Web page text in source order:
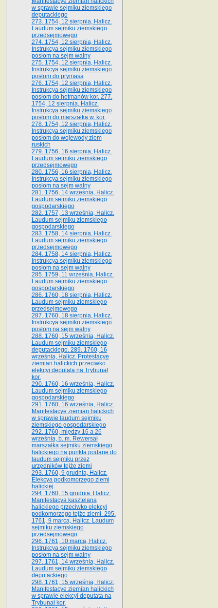
w sprawie sejmiku ziemskiego
deputackiego
273. 1754, 12 sierpnia, Halicz.
Laudum sejmiku ziemskiego
przedsejmowego
274. 1754, 12 sierpnia, Halicz.
Instrukcya sejmiku ziemskiego
posłom na sejm walny
275. 1754, 12 sierpnia, Halicz.
Instrukcya sejmiku ziemskiego
posłom do prymasa
276. 1754, 12 sierpnia, Halicz.
Instrukcya sejmiku ziemskiego
posłom do hetmanów kor. 277.
1754, 12 sierpnia, Halicz.
Instrukcya sejmiku ziemskiego
posłom do marszałka w. kor.
278. 1754, 12 sierpnia, Halicz.
Instrukcya sejmiku ziemskiego
posłom do wojewody ziem
ruskich
279. 1756, 16 sierpnia, Halicz.
Laudum sejmiku ziemskiego
przedsejmowego
280. 1756, 16 sierpnia, Halicz.
Instrukcya sejmiku ziemskiego
posłom na sejm walny
281. 1756, 14 września, Halicz.
Laudum sejmiku ziemskiego
gospodarskiego
282. 1757, 13 września, Halicz.
Laudum sejmiku ziemskiego
gospodarskiego
283. 1758, 14 sierpnia, Halicz.
Laudum sejmiku ziemskiego
przedsejmowego
284. 1758, 14 sierpnia, Halicz.
Instrukcya sejmiku ziemskiego
posłom na sejm walny
285. 1759, 11 września, Halicz.
Laudum sejmiku ziemskiego
gospodarskiego
286. 1760, 18 sierpnia, Halicz.
Laudum sejmiku ziemskiego
przedsejmowego
287. 1760, 18 sierpnia, Halicz.
Instrukcya sejmiku ziemskiego
posłom na sejm walny
288. 1760, 15 września, Halicz.
Laudum sejmiku ziemskiego
deputackiego. 289. 1760, 16
września, Halicz. Protestacye
ziemian halickich przeciwko
elekcyi deputata na Trybunał
kor.
290. 1760, 16 września, Halicz.
Laudum sejmiku ziemskiego
gospodarskiego
291. 1760, 16 września, Halicz.
Manifestacye ziemian halickich
w sprawie laudum sejmiku
ziemskiego gospodarskiego
292. 1760, między 16 a 26
września, b. m. Rewersał
marszałka sejmiku ziemskiego
halickiego na punkta podane do
laudum sejmiku przez
urzędników tejże ziemi
293. 1760, 9 grudnia, Halicz.
Elekcya podkomorzego ziemi
halickiej
294. 1760, 15 grudnia, Halicz.
Manifestacya kasztelana
halickiego przeciwko elekcyi
podkomorzego tejże ziemi. 295.
1761, 9 marca, Halicz. Laudum
sejmiku ziemskiego
przedsejmowego
296. 1761, 10 marca, Halicz.
Instrukcya sejmiku ziemskiego
posłom na sejm walny
297. 1761, 14 września, Halicz.
Laudum sejmiku ziemskiego
deputackiego
298. 1761, 15 września, Halicz.
Manifestacye ziemian halickich
w sprawie elekcyi deputata na
Trybunał kor.